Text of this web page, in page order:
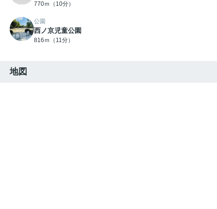
770ｍ（10分）
公園
西ノ京児童公園
816ｍ（11分）
地図